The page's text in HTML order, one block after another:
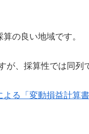
の良い地域です。
、採算性では同列
よる「変動損益計算